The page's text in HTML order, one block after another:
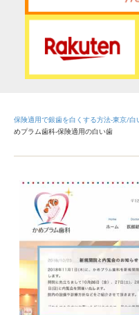
保険適用で銀歯を白くする方法-東京/
めプラム歯科-保険適用の白い歯